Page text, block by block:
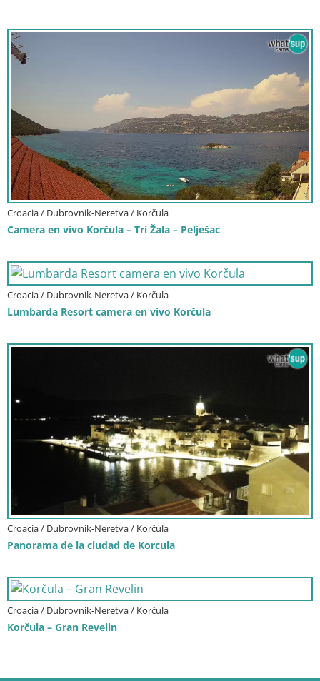
Croacia / Dubrovnik-Neretva / Korčula
Camera en vivo Korčula – Tri Žala – Pelješac
Croacia / Dubrovnik-Neretva / Korčula
Lumbarda Resort camera en vivo Korčula
Croacia / Dubrovnik-Neretva / Korčula
Panorama de la ciudad de Korcula
Croacia / Dubrovnik-Neretva / Korčula
Korčula – Gran Revelin